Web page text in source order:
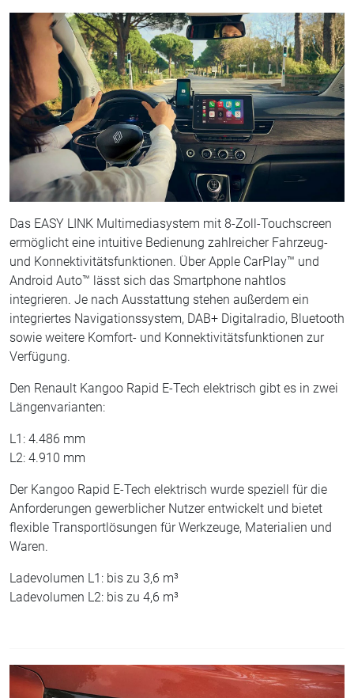
Das EASY LINK Multimediasystem mit 8-Zoll-Touchscreen
ermöglicht eine intuitive Bedienung zahlreicher Fahrzeug-
und Konnektivitätsfunktionen. Über Apple CarPlay™ und
Android Auto™ lässt sich das Smartphone nahtlos
integrieren. Je nach Ausstattung stehen außerdem ein
integriertes Navigationssystem, DAB+ Digitalradio, Bluetooth
sowie weitere Komfort- und Konnektivitätsfunktionen zur
Verfügung.
Den Renault Kangoo Rapid E-Tech elektrisch gibt es in zwei
Längenvarianten:
L1: 4.486 mm
L2: 4.910 mm
Der Kangoo Rapid E-Tech elektrisch wurde speziell für die
Anforderungen gewerblicher Nutzer entwickelt und bietet
flexible Transportlösungen für Werkzeuge, Materialien und
Waren.
Ladevolumen L1: bis zu 3,6 m³
Ladevolumen L2: bis zu 4,6 m³